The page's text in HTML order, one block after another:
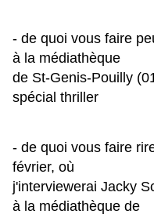
- de quoi vous faire
à la médiathèque
de St-Genis-Pouilly
spécial thriller
- de quoi vous faire
février, où
j'interviewerai Jacky
à la médiathèque de